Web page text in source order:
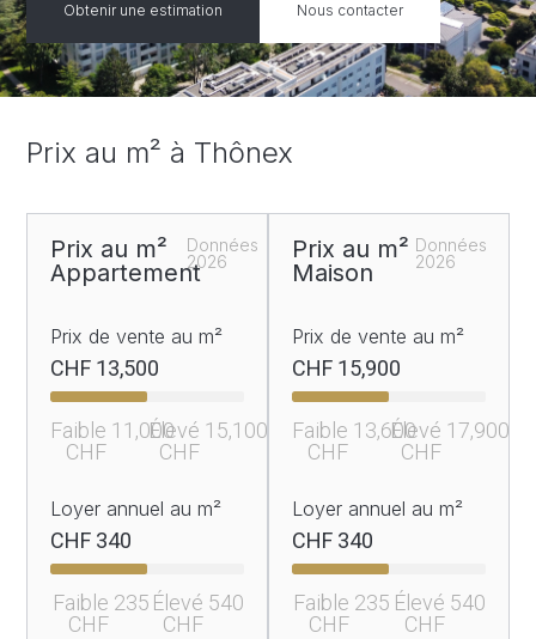
Obtenir une estimation Nous contacter
Prix au m² à Thônex
Prix au m²
Appartement
Données
2026
Prix de vente au m²
CHF 13,500
Faible
CHF
11,000Élevé
CHF
15,100
Loyer annuel au m²
CHF 340
Faible
CHF
235 Élevé
CHF
540
Prix au m²
Maison
Données
2026
Prix de vente au m²
CHF 15,900
Faible
CHF
13,600Élevé
CHF
17,900
Loyer annuel au m²
CHF 340
Faible
CHF
235 Élevé
CHF
540